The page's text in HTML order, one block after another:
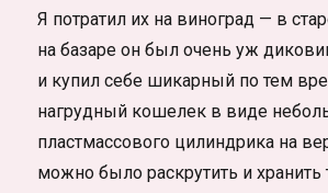
Я потратил их на виноград — в
на базаре он был очень уж
и купил себе шикарный по тем
нагрудный кошелек в виде
пластмассового цилиндрика на
можно было раскрутить и хранить